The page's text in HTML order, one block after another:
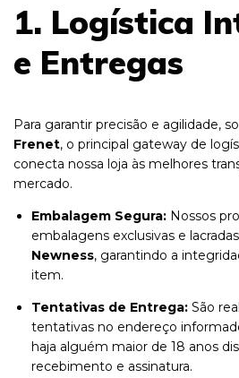
1. Logística
e Entregas
Para garantir precisão e agilidade,
Frenet, o principal gateway de
conecta nossa loja às melhores
mercado.
Embalagem Segura: Nossos
embalagens exclusivas e
Newness, garantindo a
item.
Tentativas de Entrega: São
tentativas no endereço
haja alguém maior de 18 anos
recebimento e assinatura.